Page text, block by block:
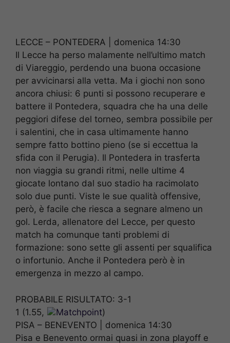
LECCE – PONTEDERA | domenica 14:30
Il Lecce ha perso malamente nell’ultimo match
di Viareggio, perdendo una buona occasione
per avvicinarsi alla vetta. Ma i giochi non sono
ancora chiusi: 6 punti si possono recuperare e
battere il Pontedera, squadra che ha una delle
peggiori difese del torneo, sembra possibile per
i salentini, che in casa ultimamente hanno
sempre fatto bottino pieno (se si eccettua la
sfida con il Perugia). Il Pontedera in trasferta
non viaggia su grandi ritmi, nelle ultime 4
giocate lontano dal suo stadio ha racimolato
solo due punti. Viste le sue qualità offensive,
però, è facile che riesca a segnare almeno un
gol. Lerda, allenatore del Lecce, per questo
match ha comunque tanti problemi di
formazione: sono sette gli assenti per squalifica
o infortunio. Anche il Pontedera però è in
emergenza in mezzo al campo.
PROBABILE RISULTATO: 3-1
1 (1.55,
Matchpoint)
PISA – BENEVENTO | domenica 14:30
Pisa e Benevento ormai quasi in zona playoff e